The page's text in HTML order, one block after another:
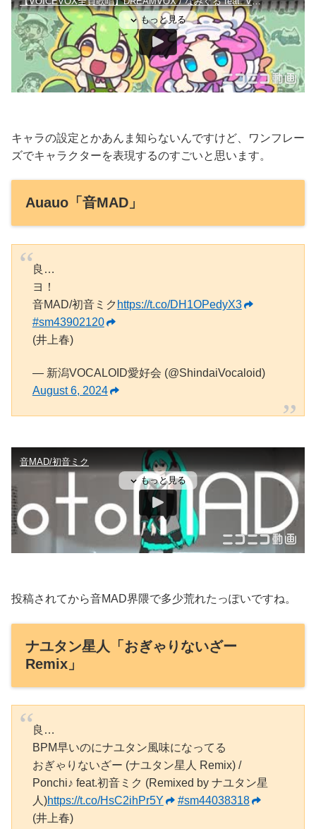
キャラの設定とかあんま知らないんですけど、ワンフレー
ズでキャラクターを表現するのすごいと思います。
Auauo「音MAD」
良…
ヨ！
音MAD/初音ミク https://t.co/DH1OPedyX3
#sm43902120
(井上春)
— 新潟VOCALOID愛好会 (@ShindaiVocaloid)
August 6, 2024
投稿されてから音MAD界隈で多少荒れたっぽいですね。
ナユタン星人「おぎゃりないざー
Remix」
良…
BPM早いのにナユタン風味になってる
おぎゃりないざー (ナユタン星人 Remix) /
Ponchi♪ feat.初音ミク (Remixed by ナユタン星
人)https://t.co/HsC2ihPr5Y
#sm44038318
(井上春)